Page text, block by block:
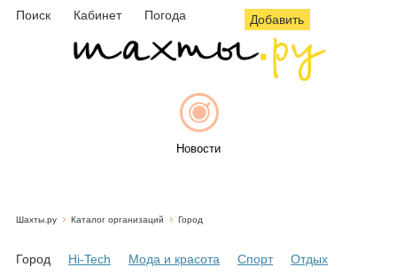
Поиск Кабинет Погода Добавить
Новости
Шахты.ру Каталог организаций Город
Город Hi-Tech Мода и красота Спорт
Отдых